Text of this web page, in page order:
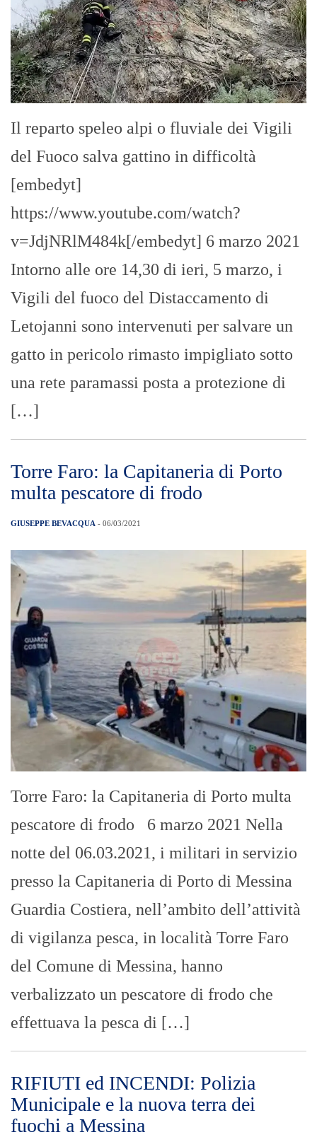
Il reparto speleo alpi o fluviale dei Vigili
del Fuoco salva gattino in difficoltà
[embedyt]
https://www.youtube.com/watch?
v=JdjNRlM484k[/embedyt] 6 marzo 2021
Intorno alle ore 14,30 di ieri, 5 marzo, i
Vigili del fuoco del Distaccamento di
Letojanni sono intervenuti per salvare un
gatto in pericolo rimasto impigliato sotto
una rete paramassi posta a protezione di
[…]
Torre Faro: la Capitaneria di Porto
multa pescatore di frodo
GIUSEPPE BEVACQUA - 06/03/2021
Torre Faro: la Capitaneria di Porto multa
pescatore di frodo 6 marzo 2021 Nella
notte del 06.03.2021, i militari in servizio
presso la Capitaneria di Porto di Messina
Guardia Costiera, nell’ambito dell’attività
di vigilanza pesca, in località Torre Faro
del Comune di Messina, hanno
verbalizzato un pescatore di frodo che
effettuava la pesca di […]
RIFIUTI ed INCENDI: Polizia
Municipale e la nuova terra dei
fuochi a Messina